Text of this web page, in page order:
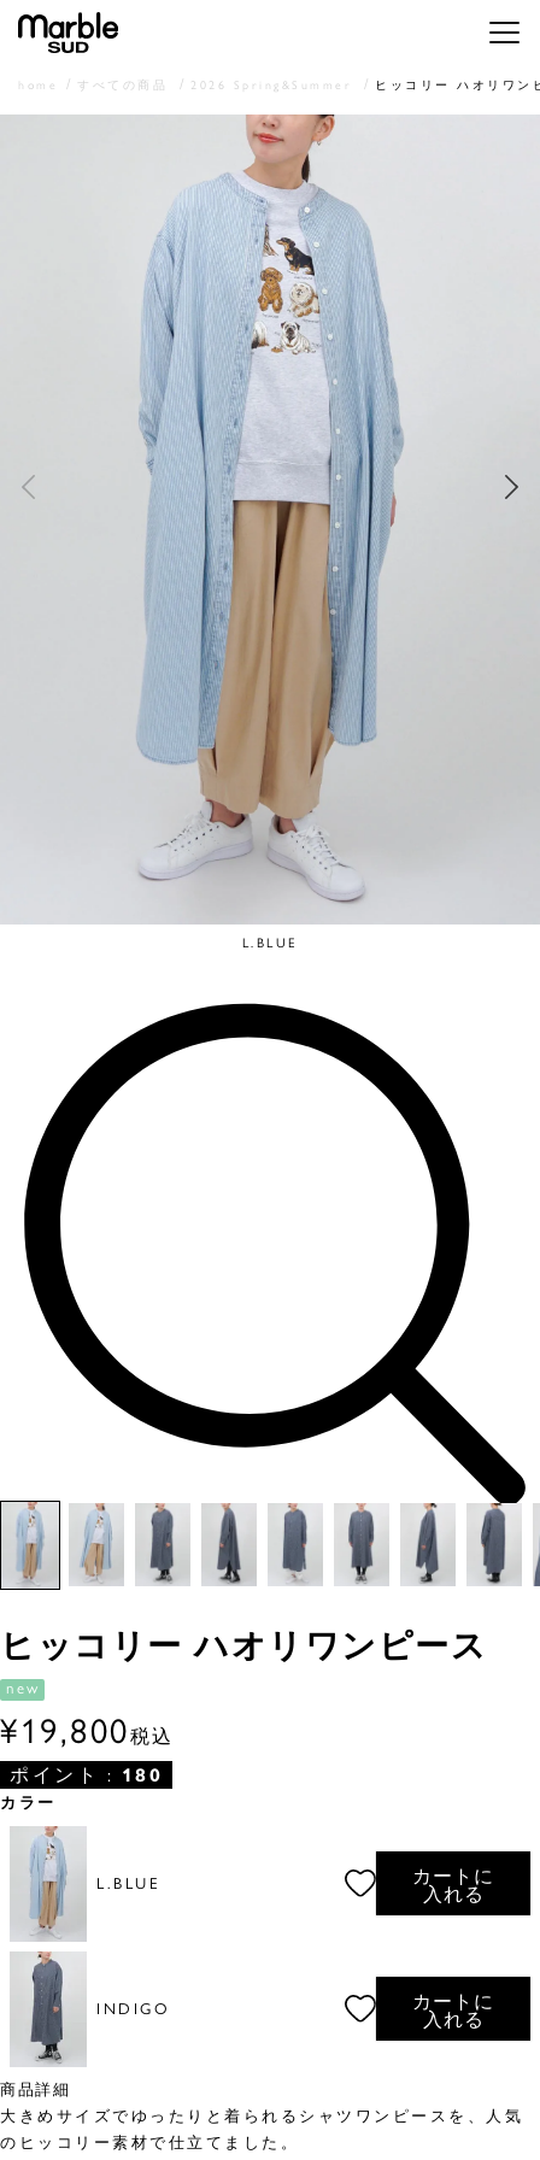
メニ
home すべての商品 2026 Spring&Summer ヒッコリー ハオリワン
L.BLUE
ヒッコリー ハオリワンピース
new
¥19,800税込
ポイント : 180
カラー
L.BLUE
カートに
入れる
INDIGO
カートに
入れる
商品詳細
大きめサイズでゆったりと着られるシャツワンピースを、人気
のヒッコリー素材で仕立てました。